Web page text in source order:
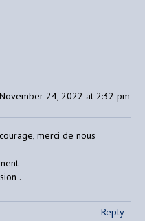
24, 2022 at 2:32 pm
merci de nous
.
Reply